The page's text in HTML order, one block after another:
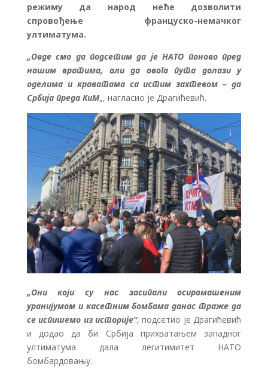
режиму да народ неће дозволити
спровођење француско-немачког
ултиматума.
„Овде смо да подсетим да је НАТО поново пред
нашим вратима, али да овога пута долази у
оделима и краватама са истим захтевом – да
Србија преда КиМ„, нагласио је Драгићевић.
„Они који су нас засипали осиромашеним
уранијумом и касетним бомбама данас траже да
се испишемо из историје“, подсетио је Драгићевић
и додао да би Србија прихватањем западног
ултиматума дала легитимитет НАТО
бомбардовању.